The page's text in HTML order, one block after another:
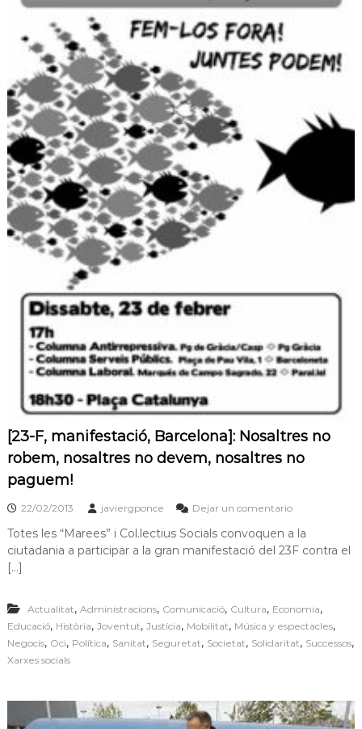
[23-F, manifestació, Barcelona]: Nosaltres no
robem, nosaltres no devem, nosaltres no
paguem!
22/02/2013 javiergponce Dejar un comentario
Totes les “Marees” i Col.lectius Socials convoquen a la
ciutadania a participar a la gran manifestació del 23F contra el
[…]
Actualitat, Administracions, Comunicació, Cultura, Economia,
Educació, Història, Joventut, Justícia, Mobilitat, Música y espectacles,
Negocis, Oci, Política, Sanitat, Seguretat, Societat, Solidaritat, Successos,
Xarxes socials